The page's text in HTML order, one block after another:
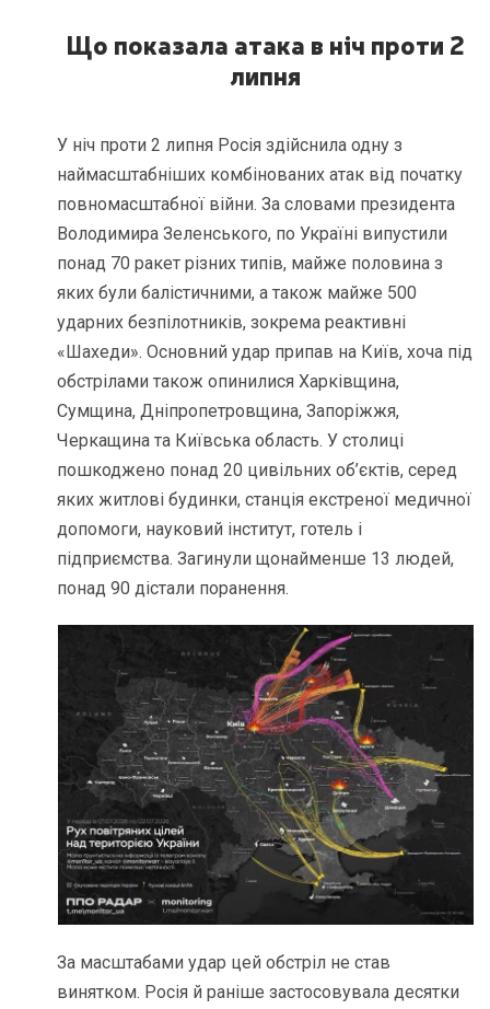
Що показала атака в ніч проти 2
липня
У ніч проти 2 липня Росія здійснила одну з
наймасштабніших комбінованих атак від початку
повномасштабної війни. За словами президента
Володимира Зеленського, по Україні випустили
понад 70 ракет різних типів, майже половина з
яких були балістичними, а також майже 500
ударних безпілотників, зокрема реактивні
«Шахеди». Основний удар припав на Київ, хоча під
обстрілами також опинилися Харківщина,
Сумщина, Дніпропетровщина, Запоріжжя,
Черкащина та Київська область. У столиці
пошкоджено понад 20 цивільних об’єктів, серед
яких житлові будинки, станція екстреної медичної
допомоги, науковий інститут, готель і
підприємства. Загинули щонайменше 13 людей,
понад 90 дістали поранення.
За масштабами удар цей обстріл не став
винятком. Росія й раніше застосовувала десятки